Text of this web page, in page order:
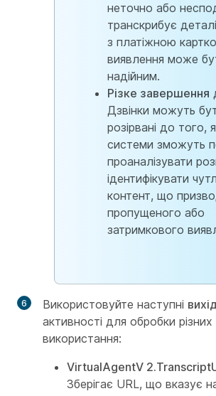
неточно або
транскрибує
з платіжною
виявлення може
надійним.
Різке завершення
Дзвінки можуть
розірвані до того,
системи зможуть
проаналізувати
ідентифікувати
контент, що
пропущеного або
затримкового
Використовуйте наступні
активності для обробки різних
використання:
VirtualAgentV
Зберігає URL, що вказує